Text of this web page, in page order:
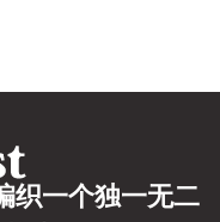
织一个独一无二